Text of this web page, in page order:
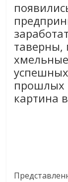
таверны,
прошлых
картина